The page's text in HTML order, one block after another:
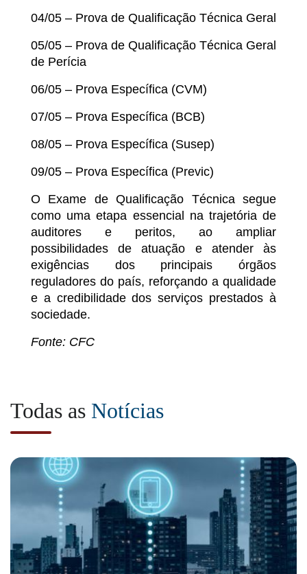
04/05 – Prova de Qualificação Técnica Geral
05/05 – Prova de Qualificação Técnica Geral
de Perícia
06/05 – Prova Específica (CVM)
07/05 – Prova Específica (BCB)
08/05 – Prova Específica (Susep)
09/05 – Prova Específica (Previc)
O Exame de Qualificação Técnica segue
como uma etapa essencial na trajetória de
auditores e peritos, ao ampliar
possibilidades de atuação e atender às
exigências dos principais órgãos
reguladores do país, reforçando a qualidade
e a credibilidade dos serviços prestados à
sociedade.
Fonte: CFC
Todas as Notícias